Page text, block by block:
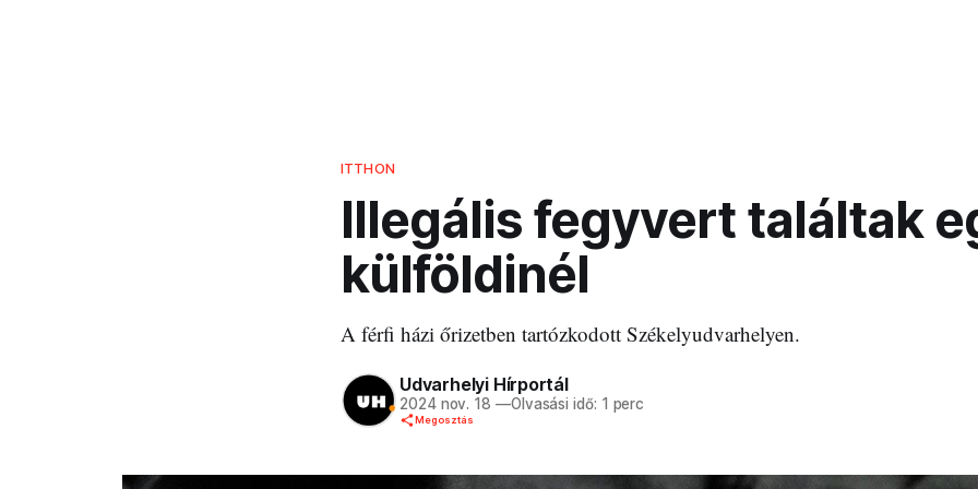
ITTHON
Illegális fegyvert találtak
külföldinél
A férfi házi őrizetben tartózkodott Székelyudvarhelyen.
Udvarhelyi Hírportál
2024 nov. 18 —Olvasási idő: 1 perc
Megosztás